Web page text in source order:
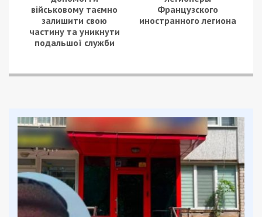
Напомним, что в Днепре уже проходили учебные